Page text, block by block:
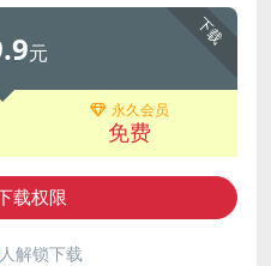
下载
元
永久会员
免费
载权限
人解锁下载